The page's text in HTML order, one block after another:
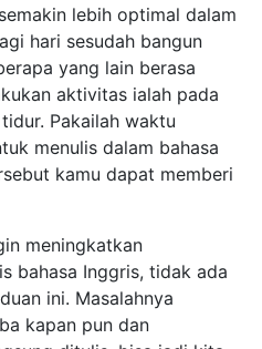
lebih optimal dalam
hari sesudah bangun
yang lain berasa
aktivitas ialah pada
Pakailah waktu
menulis dalam bahasa
kamu dapat memberi
meningkatkan
bahasa Inggris, tidak ada
ini. Masalahnya
kapan pun dan